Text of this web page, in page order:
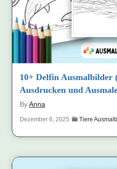
10+ Delfin Ausmalbilder
Ausdrucken und
ByAnna
Dezember 6, 2025 Tiere